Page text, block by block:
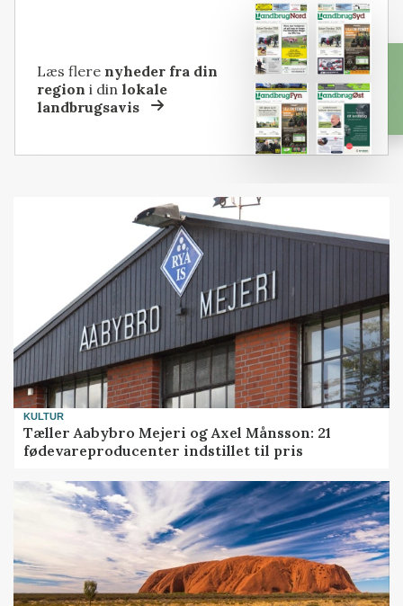
Læs flere nyheder fra din
region i dinlokale
landbrugsavis
KULTUR
Tæller Aabybro Mejeri og Axel Månsson: 21
fødevareproducenter indstillet til pris